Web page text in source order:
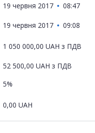
19 червня 2017 08:47
19 червня 2017 09:08
1 050 000,00 UAH з ПДВ
52 500,00 UAH з ПДВ
5%
0,00 UAH